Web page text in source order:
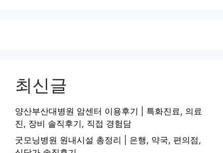
최신글
양산부산대병원 암센터 이용후기 | 특화진료, 의료
진, 장비 솔직후기, 직접 경험담
굿모닝병원 원내시설 총정리 | 은행, 약국, 편의점,